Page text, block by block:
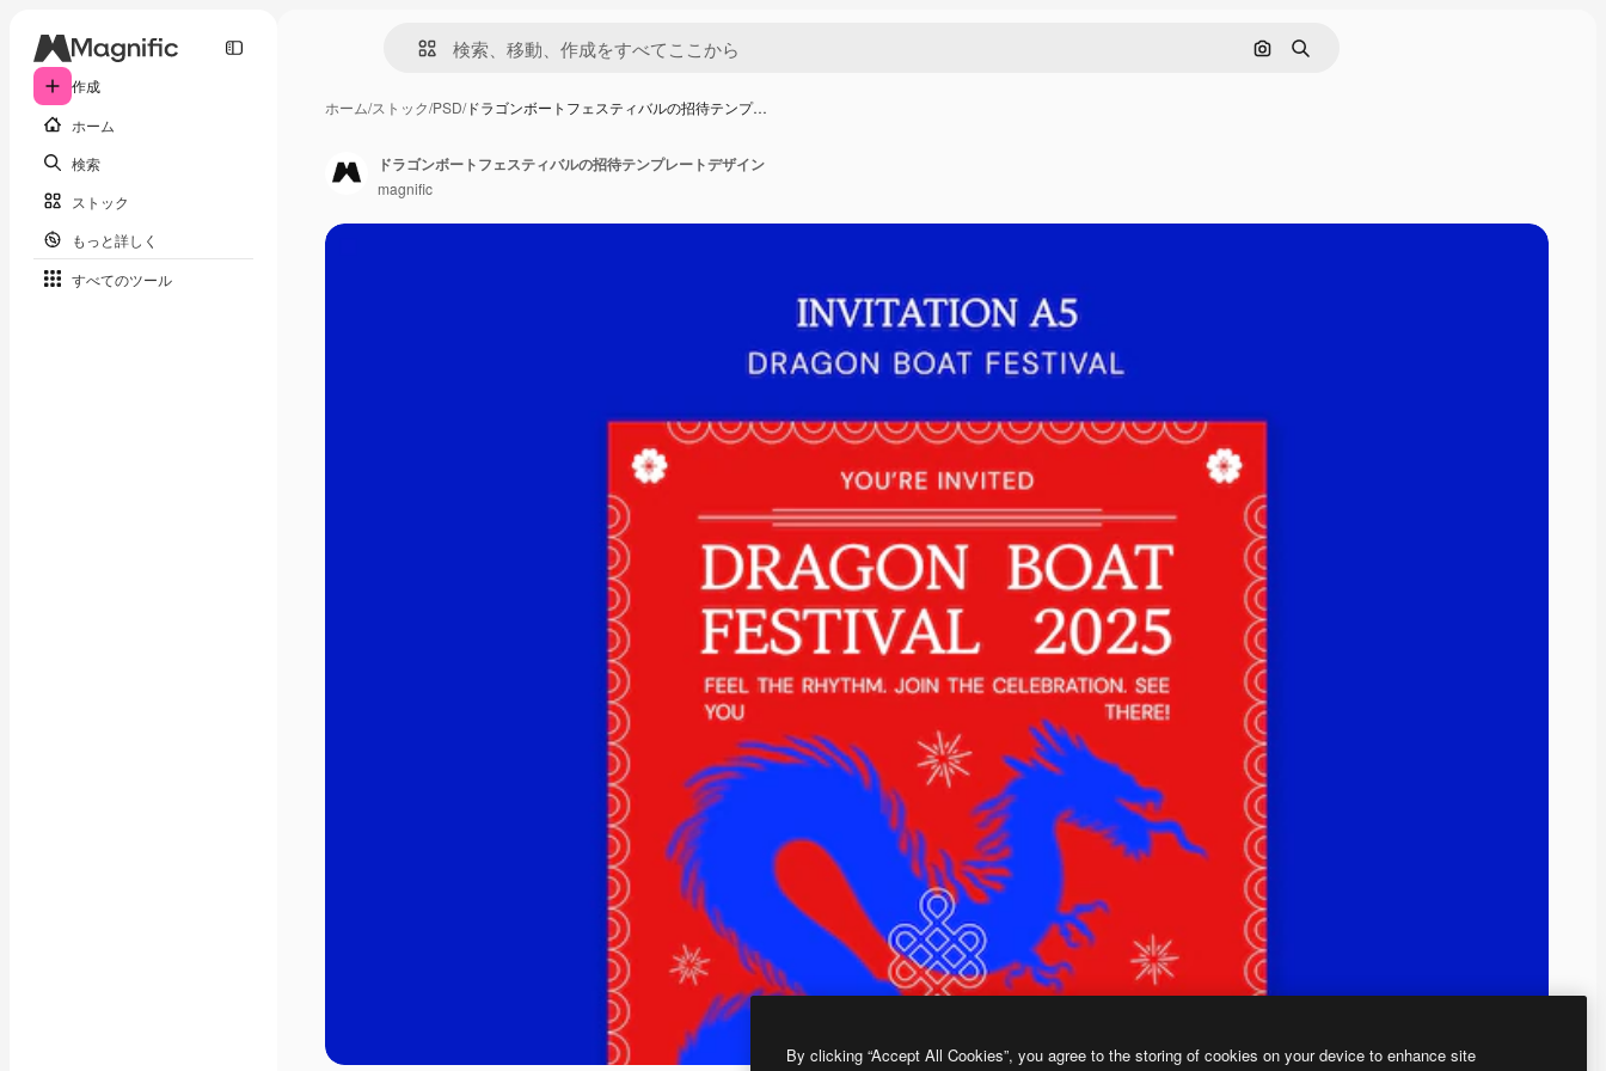
作成
ホーム
検索
ストック
もっと詳しく
すべてのツール
画像で検索
検索
ホーム/ストック/PSD/ドラゴンボートフェスティバルの招待テンプ…
ドラゴンボートフェスティバルの招待テンプレートデザイン
magnific
By clicking “Accept All Cookies”, you agree to the storing of cookies on your device to enhance site